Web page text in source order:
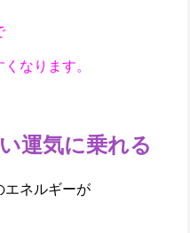
なります。
運気に乗れる
エネルギーが